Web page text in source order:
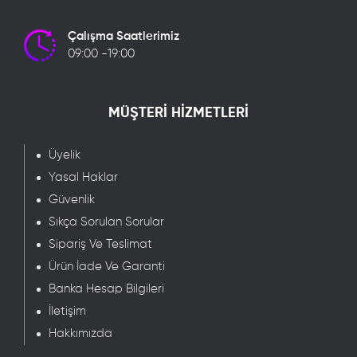
Çalışma Saatlerimiz
09:00 -19:00
MÜŞTERİ HİZMETLERİ
Üyelik
Yasal Haklar
Güvenlik
Sıkça Sorulan Sorular
Sipariş Ve Teslimat
Ürün İade Ve Garanti
Banka Hesap Bilgileri
İletişim
Hakkımızda